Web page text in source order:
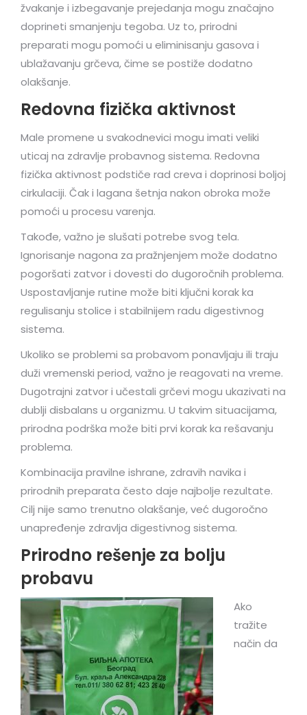
žvakanje i izbegavanje prejedanja mogu značajno
doprineti smanjenju tegoba. Uz to, prirodni
preparati mogu pomoći u eliminisanju gasova i
ublažavanju grčeva, čime se postiže dodatno
olakšanje.
Redovna fizička aktivnost
Male promene u svakodnevici mogu imati veliki
uticaj na zdravlje probavnog sistema. Redovna
fizička aktivnost podstiče rad creva i doprinosi boljoj
cirkulaciji. Čak i lagana šetnja nakon obroka može
pomoći u procesu varenja.
Takođe, važno je slušati potrebe svog tela.
Ignorisanje nagona za pražnjenjem može dodatno
pogoršati zatvor i dovesti do dugoročnih problema.
Uspostavljanje rutine može biti ključni korak ka
regulisanju stolice i stabilnijem radu digestivnog
sistema.
Ukoliko se problemi sa probavom ponavljaju ili traju
duži vremenski period, važno je reagovati na vreme.
Dugotrajni zatvor i učestali grčevi mogu ukazivati na
dublji disbalans u organizmu. U takvim situacijama,
prirodna podrška može biti prvi korak ka rešavanju
problema.
Kombinacija pravilne ishrane, zdravih navika i
prirodnih preparata često daje najbolje rezultate.
Cilj nije samo trenutno olakšanje, već dugoročno
unapređenje zdravlja digestivnog sistema.
Prirodno rešenje za bolju
probavu
Ako
tražite
način da